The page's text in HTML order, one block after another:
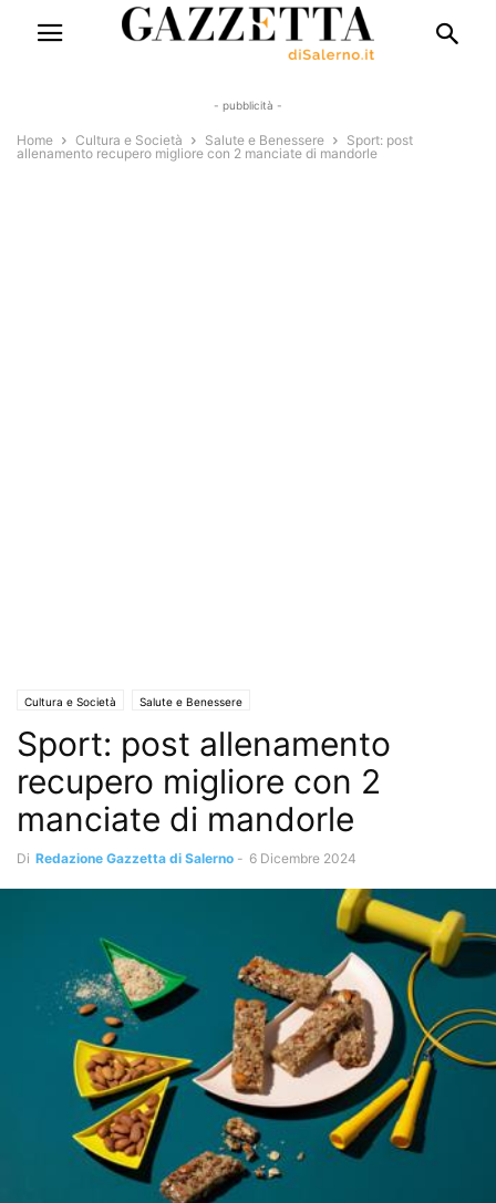
- pubblicità -
Home Cultura e Società Salute e Benessere
Sport: post
allenamento recupero migliore con 2 manciate di mandorle
Cultura e Società Salute e Benessere
Sport: post allenamento
recupero migliore con 2
manciate di mandorle
Di Redazione Gazzetta di Salerno - 6 Dicembre 2024